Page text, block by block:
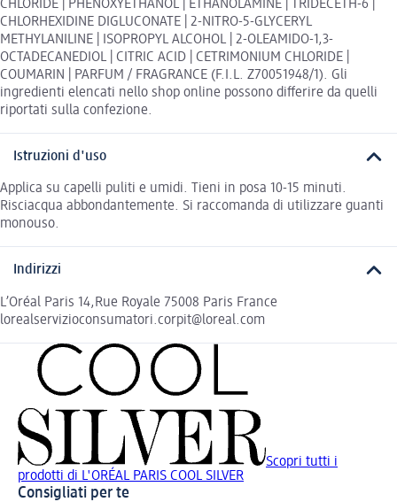
CHLORIDE | PHENOXYETHANOL | ETHANOLAMINE | TRIDECETH-6 |
CHLORHEXIDINE DIGLUCONATE | 2-NITRO-5-GLYCERYL
METHYLANILINE | ISOPROPYL ALCOHOL | 2-OLEAMIDO-1,3-
OCTADECANEDIOL | CITRIC ACID | CETRIMONIUM CHLORIDE |
COUMARIN | PARFUM / FRAGRANCE (F.I.L. Z70051948/1). Gli
ingredienti elencati nello shop online possono differire da quelli
riportati sulla confezione.
Istruzioni d'uso
Applica su capelli puliti e umidi. Tieni in posa 10-15 minuti.
Risciacqua abbondantemente. Si raccomanda di utilizzare guanti
monouso.
Indirizzi
L’Oréal Paris 14,Rue Royale 75008 Paris France
lorealservizioconsumatori.corpit@loreal.com
Scopri tutti i
prodotti di L'ORÉAL PARIS COOL SILVER
Consigliati per te